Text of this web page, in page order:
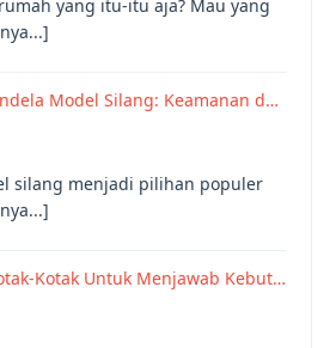
yang itu-itu aja? Mau yang
Model Silang: Keamanan d…
silang menjadi pilihan populer
Kotak Untuk Menjawab Kebut…